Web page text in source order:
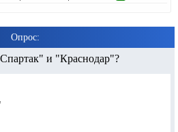
Опрос:
и "Краснодар"?